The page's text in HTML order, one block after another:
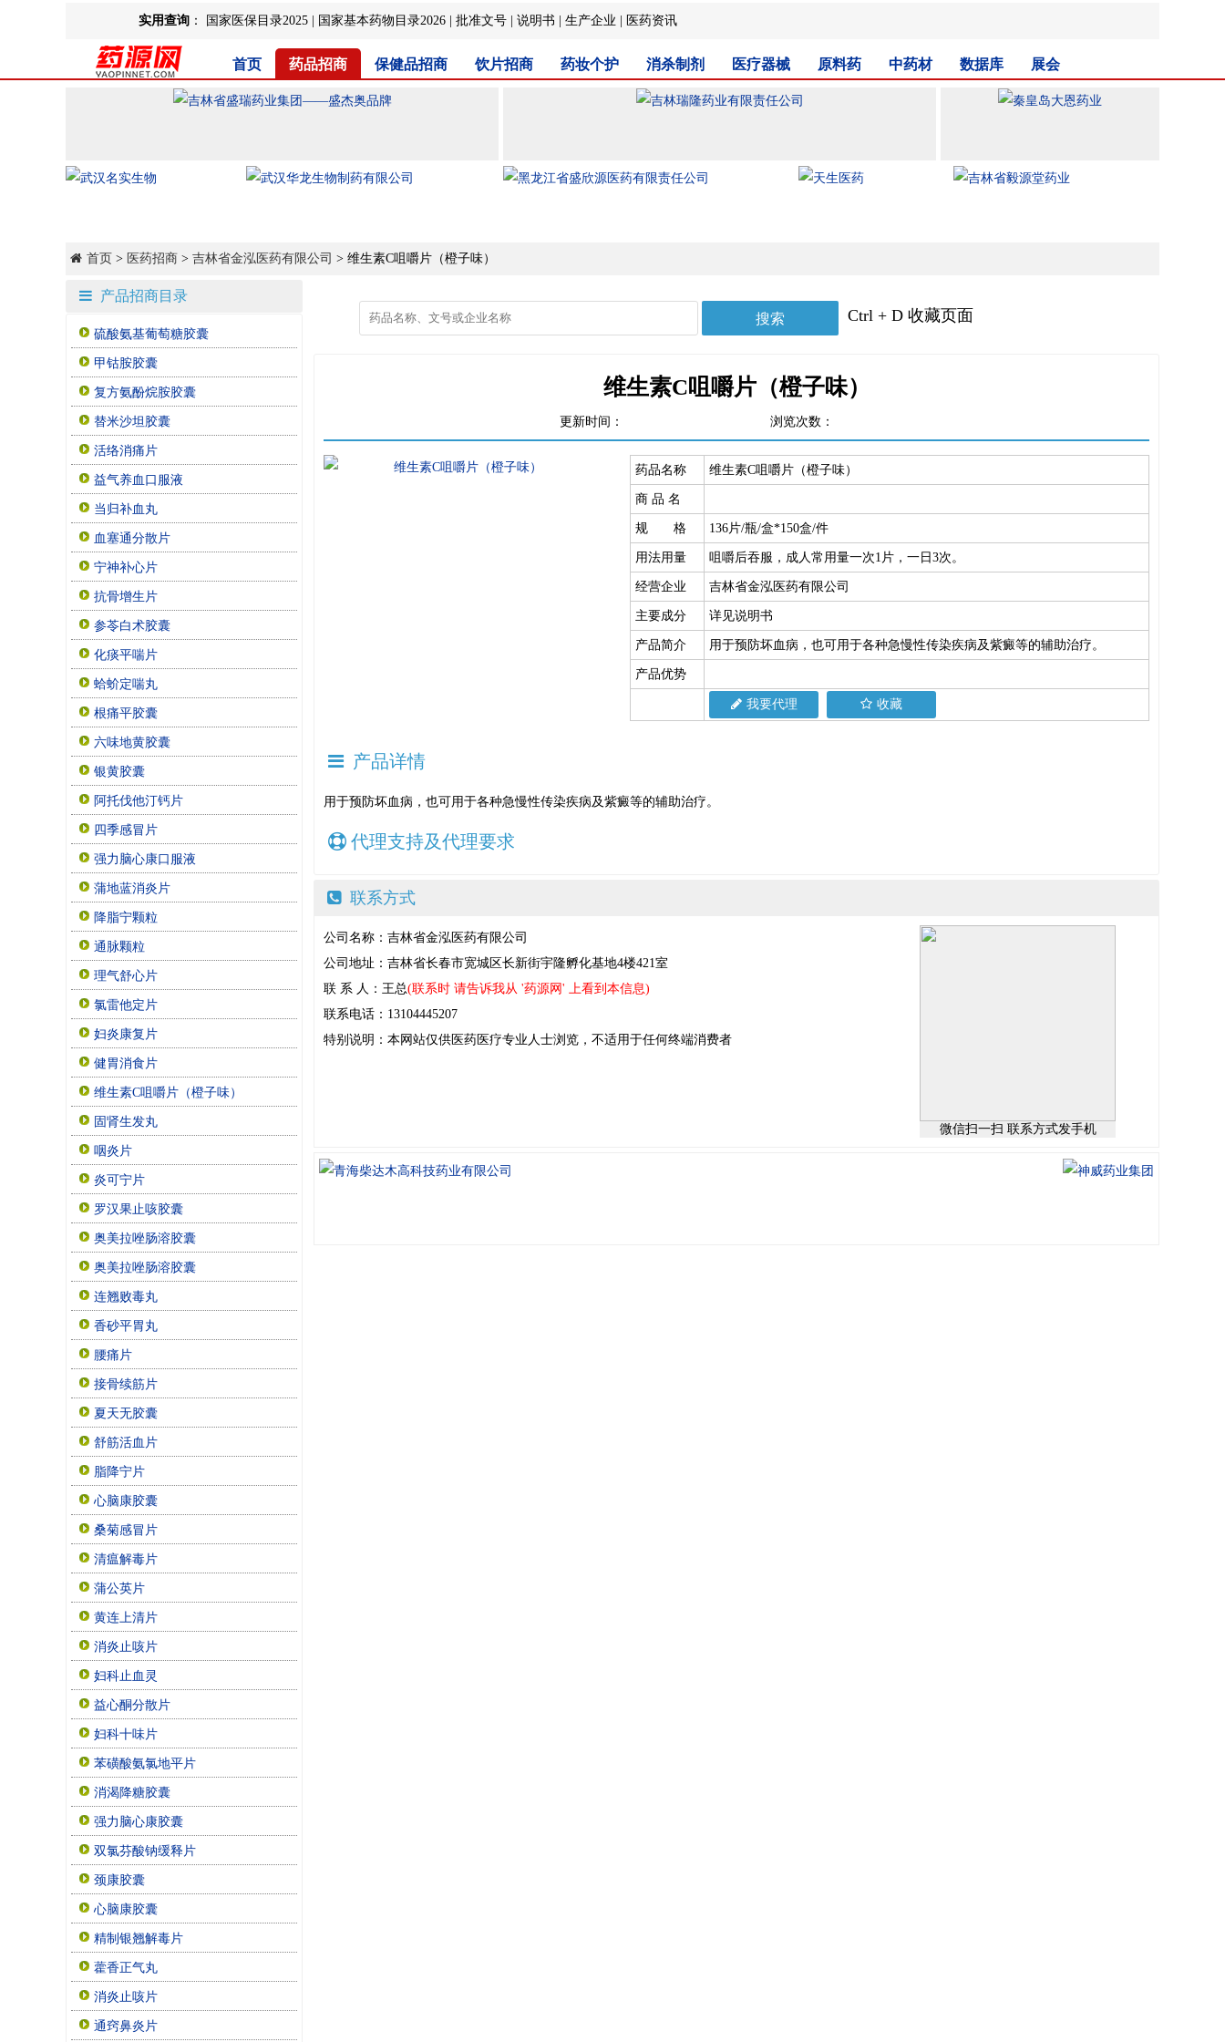
实用查询 ： 国家医保目录2025 国家基本药物目录2026 批准文号 说明书 生产企业 医药资讯
首页 药品招商 保健品招商 饮片招商 药妆个护 消杀制剂 医疗器械 原料药 中药材 数据库 展会
首页 > 医药招商 > 吉林省金泓医药有限公司 > 维生素C咀嚼片（橙子味）
产品招商目录
硫酸氨基葡萄糖胶囊
甲钴胺胶囊
复方氨酚烷胺胶囊
替米沙坦胶囊
活络消痛片
益气养血口服液
当归补血丸
血塞通分散片
宁神补心片
抗骨增生片
参苓白术胶囊
化痰平喘片
蛤蚧定喘丸
根痛平胶囊
六味地黄胶囊
银黄胶囊
阿托伐他汀钙片
四季感冒片
强力脑心康口服液
蒲地蓝消炎片
降脂宁颗粒
通脉颗粒
理气舒心片
氯雷他定片
妇炎康复片
健胃消食片
维生素C咀嚼片（橙子味）
固肾生发丸
咽炎片
炎可宁片
罗汉果止咳胶囊
奥美拉唑肠溶胶囊
奥美拉唑肠溶胶囊
连翘败毒丸
香砂平胃丸
腰痛片
接骨续筋片
夏天无胶囊
舒筋活血片
脂降宁片
心脑康胶囊
桑菊感冒片
清瘟解毒片
蒲公英片
黄连上清片
消炎止咳片
妇科止血灵
益心酮分散片
妇科十味片
苯磺酸氨氯地平片
消渴降糖胶囊
强力脑心康胶囊
双氯芬酸钠缓释片
颈康胶囊
心脑康胶囊
精制银翘解毒片
藿香正气丸
消炎止咳片
通窍鼻炎片
Ctrl + D 收藏页面
维生素C咀嚼片（橙子味）
更新时间： 浏览次数：
药品名称 维生素C咀嚼片（橙子味）
商 品 名
规 格 136片/瓶/盒*150盒/件
用法用量 咀嚼后吞服，成人常用量一次1片，一日3次。
经营企业 吉林省金泓医药有限公司
主要成分 详见说明书
产品简介 用于预防坏血病，也可用于各种急慢性传染疾病及紫癜等的辅助治疗。
产品优势
我要代理 收藏
产品详情
用于预防坏血病，也可用于各种急慢性传染疾病及紫癜等的辅助治疗。
代理支持及代理要求
联系方式
公司名称：吉林省金泓医药有限公司
公司地址：吉林省长春市宽城区长新街宇隆孵化基地4楼421室
联 系 人：王总(联系时 请告诉我从 '药源网' 上看到本信息)
联系电话：13104445207
特别说明：本网站仅供医药医疗专业人士浏览，不适用于任何终端消费者
微信扫一扫 联系方式发手机